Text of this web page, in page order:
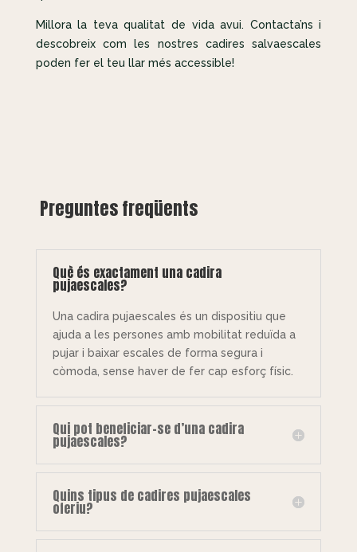
Millora la teva qualitat de vida avui. Contacta’ns i
descobreix com les nostres cadires salvaescales
poden fer el teu llar més accessible!
Preguntes freqüents
Què és exactament una cadira
pujaescales?
Una cadira pujaescales és un dispositiu que
ajuda a les persones amb mobilitat reduïda a
pujar i baixar escales de forma segura i
còmoda, sense haver de fer cap esforç físic.
Qui pot beneficiar-se d’una cadira
pujaescales?
Quins tipus de cadires pujaescales
oferiu?